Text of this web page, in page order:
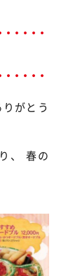
がとう
、 春の